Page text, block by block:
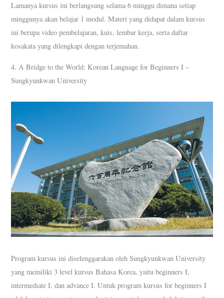
Lamanya kursus ini berlangsung selama 6 minggu dimana setiap
minggunya akan belajar 1 modul. Materi yang didapat dalam kursus
ini berupa video pembelajaran, kuis, lembar kerja, serta daftar
kosakata yang dilengkapi dengan terjemahan.
4. A Bridge to the World: Korean Language for Beginners I –
Sungkyunkwan University
Program kursus ini diselenggarakan oleh Sungkyunkwan University
yang memiliki 3 level kursus Bahasa Korea, yaitu beginners I,
intermediate I, dan advance I. Untuk program kursus for beginners I